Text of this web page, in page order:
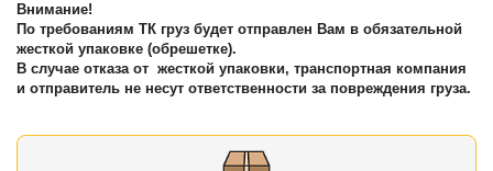
Внимание!
По требованиям ТК груз будет отправлен Вам в обязательной
жесткой упаковке (обрешетке).
В случае отказа от жесткой упаковки, транспортная компания
и отправитель не несут ответственности за повреждения груза.